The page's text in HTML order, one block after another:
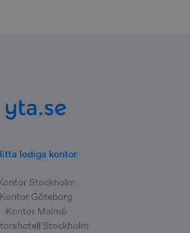
lediga kontor
Stockholm
Kontor Göteborg
Kontor Malmö
Stockholm